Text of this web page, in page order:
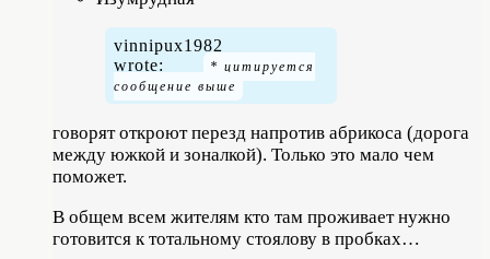
vinnipux1982
wrote:
говорят откроют перезд напротив абрикоса (дорога
между южкой и зоналкой). Только это мало чем
поможет.
В общем всем жителям кто там проживает нужно
готовится к тотальному стоялову в пробках…